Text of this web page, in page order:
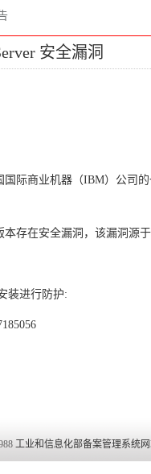
安全漏洞
国际商业机器（IBM）公司
本存在安全漏洞，该漏洞源
装进行防护:
工业和信息化部备案管理系统